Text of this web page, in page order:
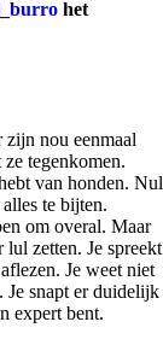
het
nou eenmaal
tegenkomen.
van honden. Nul
te bijten.
om overal. Maar
zetten. Je spreekt
Je weet niet
Je snapt er duidelijk
expert bent.